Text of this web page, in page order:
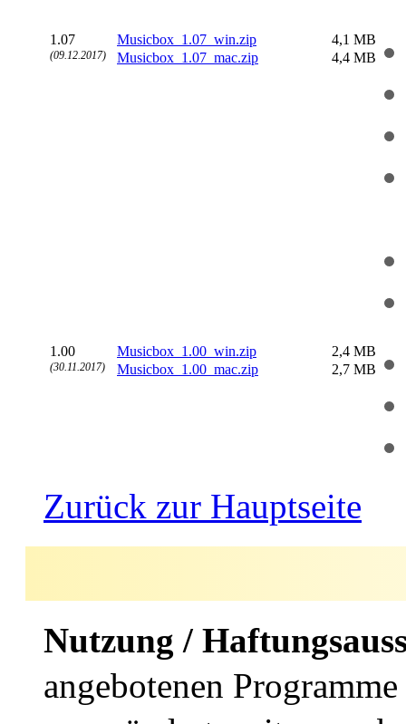
1.07
(09.12.2017)
Musicbox_1.07_win.zip
Musicbox_1.07_mac.zip
4,1 MB
4,4 MB
1.00
(30.11.2017)
Musicbox_1.00_win.zip
Musicbox_1.00_mac.zip
2,4 MB
2,7 MB
Zurück zur Hauptseite
Nutzung /
angebotenen